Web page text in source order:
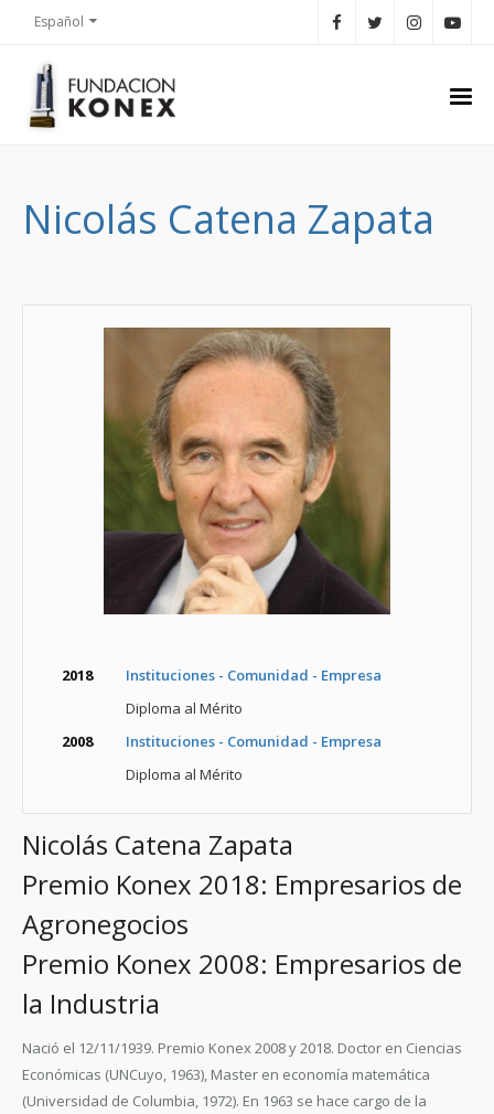
Español
Nicolás Catena Zapata
2018
Instituciones - Comunidad - Empresa
Diploma al Mérito
2008
Instituciones - Comunidad - Empresa
Diploma al Mérito
Nicolás Catena Zapata
Premio Konex 2018: Empresarios de
Agronegocios
Premio Konex 2008: Empresarios de
la Industria
Nació el 12/11/1939. Premio Konex 2008 y 2018. Doctor en Ciencias
Económicas (UNCuyo, 1963), Master en economía matemática
(Universidad de Columbia, 1972). En 1963 se hace cargo de la